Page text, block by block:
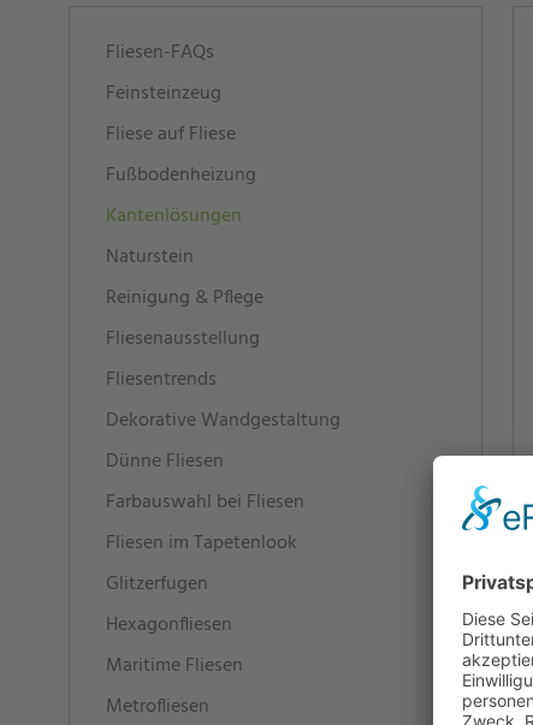
Navigation
überspringen
Fliesen-FAQs
Feinsteinzeug
Fliese auf Fliese
Fußbodenheizung
Kantenlösungen
Naturstein
Reinigung & Pflege
Fliesenausstellung
Fliesentrends
Dekorative Wandgestaltung
Dünne Fliesen
Farbauswahl bei Fliesen
Fliesen im Tapetenlook
Glitzerfugen
Hexagonfliesen
Maritime Fliesen
Metrofliesen